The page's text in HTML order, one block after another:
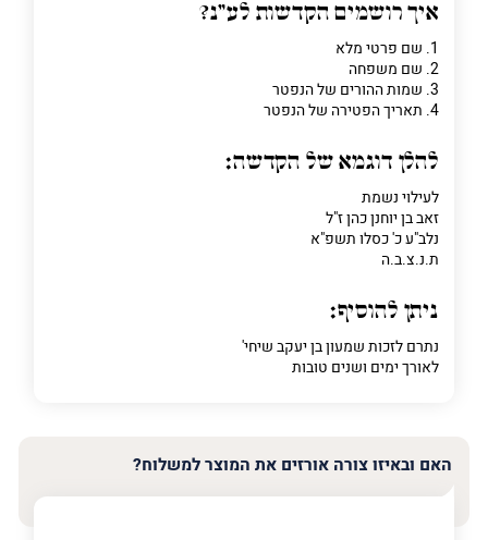
איך רושמים הקדשות לע"נ?
1. שם פרטי מלא
2. שם משפחה
3. שמות ההורים של הנפטר
4. תאריך הפטירה של הנפטר
להלן דוגמא של הקדשה:
לעילוי נשמת
זאב בן יוחנן כהן ז"ל
נלב"ע כ' כסלו תשפ"א
ת.נ.צ.ב.ה
ניתן להוסיף:
נתרם לזכות שמעון בן יעקב שיחי'
לאורך ימים ושנים טובות
האם ובאיזו צורה אורזים את המוצר למשלוח?